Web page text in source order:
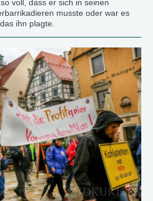
voll, dass er sich in seinen
musste oder war es
ihn plagte.